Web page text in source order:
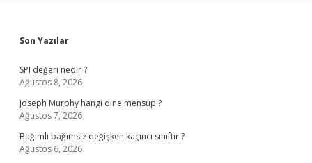
Sidebar
Son Yazılar
SPI değeri nedir ?
Ağustos 8, 2026
Joseph Murphy hangi dine mensup ?
Ağustos 7, 2026
Bağımlı bağımsız değişken kaçıncı sınıftır ?
Ağustos 6, 2026